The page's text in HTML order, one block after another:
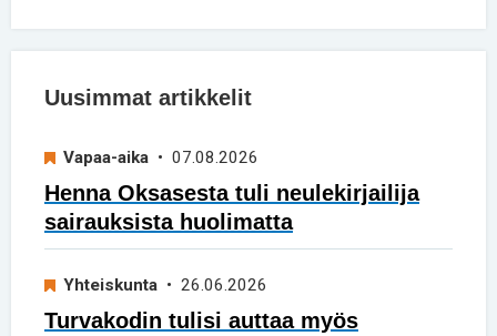
Uusimmat artikkelit
Vapaa-aika • 07.08.2026
Henna Oksasesta tuli neulekirjailija
sairauksista huolimatta
Yhteiskunta • 26.06.2026
Turvakodin tulisi auttaa myös